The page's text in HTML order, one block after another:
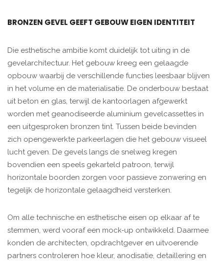
BRONZEN GEVEL GEEFT GEBOUW EIGEN IDENTITEIT
Die esthetische ambitie komt duidelijk tot uiting in de
gevelarchitectuur. Het gebouw kreeg een gelaagde
opbouw waarbij de verschillende functies leesbaar blijven
in het volume en de materialisatie. De onderbouw bestaat
uit beton en glas, terwijl de kantoorlagen afgewerkt
worden met geanodiseerde aluminium gevelcassettes in
een uitgesproken bronzen tint. Tussen beide bevinden
zich opengewerkte parkeerlagen die het gebouw visueel
lucht geven. De gevels langs de snelweg kregen
bovendien een speels gekarteld patroon, terwijl
horizontale boorden zorgen voor passieve zonwering en
tegelijk de horizontale gelaagdheid versterken.
Om alle technische en esthetische eisen op elkaar af te
stemmen, werd vooraf een mock-up ontwikkeld. Daarmee
konden de architecten, opdrachtgever en uitvoerende
partners controleren hoe kleur, anodisatie, detaillering en